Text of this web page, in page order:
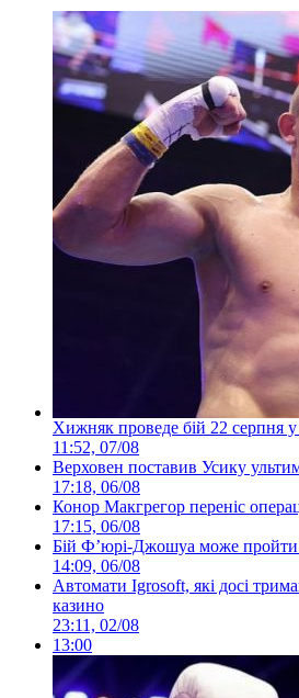
Хижняк проведе бій 22 серпня у
11:52, 07/08
Верховен поставив Усику
17:18, 06/08
Конор Макгрегор переніс
17:15, 06/08
Бій Ф’юрі-Джошуа може пройти
14:09, 06/08
Автомати Igrosoft, які досі
казино
23:11, 02/08
13:00